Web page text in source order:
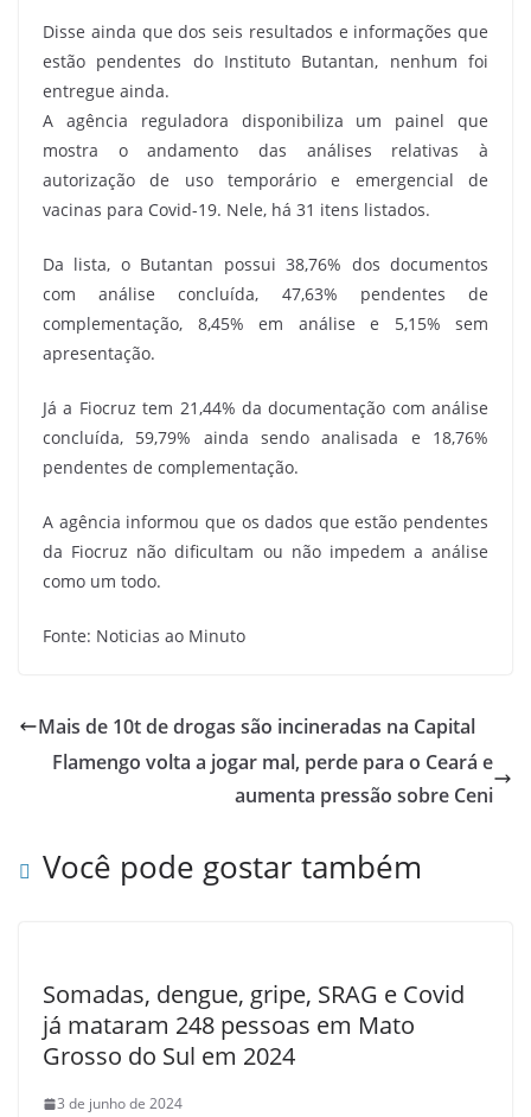
Disse ainda que dos seis resultados e informações que
estão pendentes do Instituto Butantan, nenhum foi
entregue ainda.
A agência reguladora disponibiliza um painel que
mostra o andamento das análises relativas à
autorização de uso temporário e emergencial de
vacinas para Covid-19. Nele, há 31 itens listados.
Da lista, o Butantan possui 38,76% dos documentos
com análise concluída, 47,63% pendentes de
complementação, 8,45% em análise e 5,15% sem
apresentação.
Já a Fiocruz tem 21,44% da documentação com análise
concluída, 59,79% ainda sendo analisada e 18,76%
pendentes de complementação.
A agência informou que os dados que estão pendentes
da Fiocruz não dificultam ou não impedem a análise
como um todo.
Fonte: Noticias ao Minuto
Mais de 10t de drogas são incineradas na Capital
Flamengo volta a jogar mal, perde para o Ceará e
aumenta pressão sobre Ceni
Você pode gostar também
Somadas, dengue, gripe, SRAG e Covid
já mataram 248 pessoas em Mato
Grosso do Sul em 2024
3 de junho de 2024